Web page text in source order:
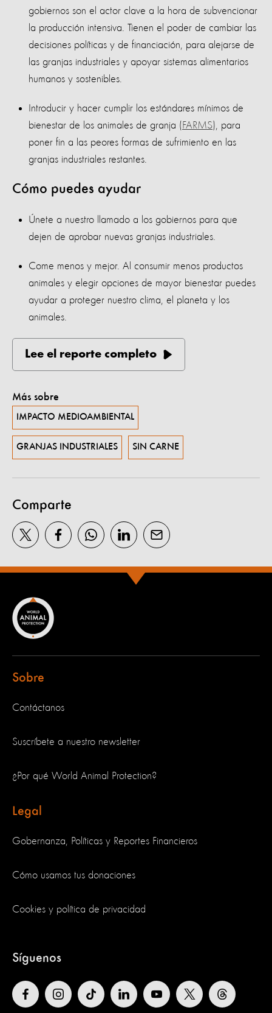
gobiernos son el actor clave a la hora de subvencionar
la producción intensiva. Tienen el poder de cambiar las
decisiones políticas y de financiación, para alejarse de
las granjas industriales y apoyar sistemas alimentarios
humanos y sostenibles.
Introducir y hacer cumplir los estándares mínimos de
bienestar de los animales de granja ( FARMS), para
poner fin a las peores formas de sufrimiento en las
granjas industriales restantes.
Cómo puedes ayudar
Únete a nuestro llamado a los gobiernos para que
dejen de aprobar nuevas granjas industriales.
Come menos y mejor. Al consumir menos productos
animales y elegir opciones de mayor bienestar puedes
ayudar a proteger nuestro clima, el planeta y los
animales.
Lee el reporte completo
Más sobre
IMPACTO MEDIOAMBIENTAL
GRANJAS INDUSTRIALES SIN CARNE
Comparte
Sobre
Contáctanos
Suscríbete a nuestro newsletter
¿Por qué World Animal Protection?
Legal
Gobernanza, Políticas y Reportes Financieros
Cómo usamos tus donaciones
Cookies y política de privacidad
Síguenos